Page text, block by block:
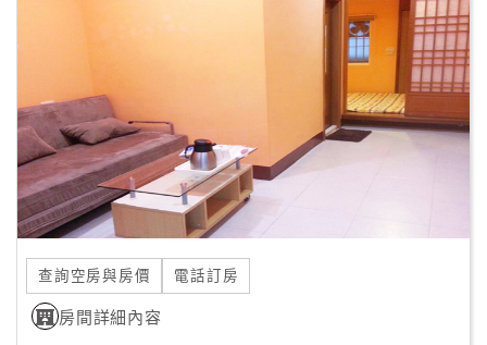
請
款
收
據
合
作
提
案
查詢空房與房價 電話訂房
房間詳細內容